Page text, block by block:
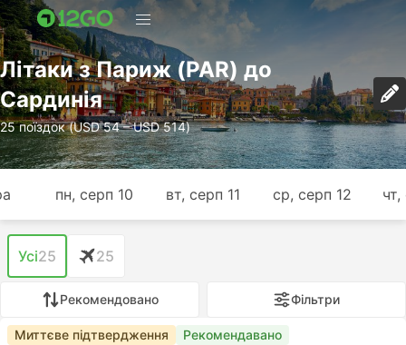
Лiтаки з Париж (PAR) до
Сардинія
25 поїздок (USD 54 – USD 514)
пн, серп 10 вт, серп 11 ср, серп 12
Усі25 25
Рекомендовано Фільтри
Миттєве підтвердження Рекомендавано